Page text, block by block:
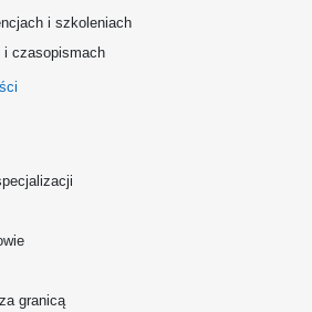
i szkoleniach
czasopismach
granicą